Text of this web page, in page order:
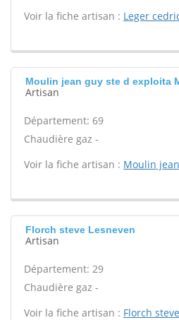
Voir la fiche artisan : Leger
Moulin jean guy ste d exploita
Artisan
Département: 69
Chaudière gaz -
Voir la fiche artisan : Moulin
Florch steve Lesneven
Artisan
Département: 29
Chaudière gaz -
Voir la fiche artisan : Florch steve